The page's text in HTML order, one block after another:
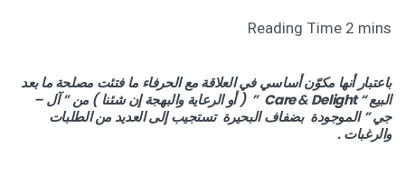
باعتبار أنها مكوّن أساسي في العلاقة مع الحرفاء ما فتئت مصلحة ما بعد
البيع “Care
&Delight
” ( أو الرعاية والبهجة إن شئنا ) من ” آل –
جي ” الموجودة بضفاف البحيرة تستجيب إلى العديد من الطلبات
والرغبات .